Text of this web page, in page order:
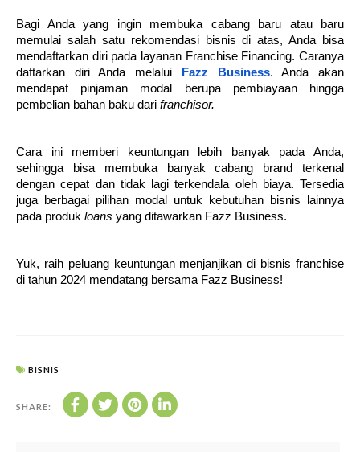
Bagi Anda yang ingin membuka cabang baru atau baru
memulai salah satu rekomendasi bisnis di atas, Anda bisa
mendaftarkan diri pada layanan Franchise Financing. Caranya
daftarkan diri Anda melalui
Fazz Business. Anda akan
mendapat pinjaman modal berupa pembiayaan hingga
pembelian bahan baku dari franchisor.
Cara ini memberi keuntungan lebih banyak pada Anda,
sehingga bisa membuka banyak cabang brand terkenal
dengan cepat dan tidak lagi terkendala oleh biaya. Tersedia
juga berbagai pilihan modal untuk kebutuhan bisnis lainnya
pada produk loans yang ditawarkan Fazz Business.
Yuk, raih peluang keuntungan menjanjikan di bisnis franchise
di tahun 2024 mendatang bersama Fazz Business!
BISNIS
SHARE: